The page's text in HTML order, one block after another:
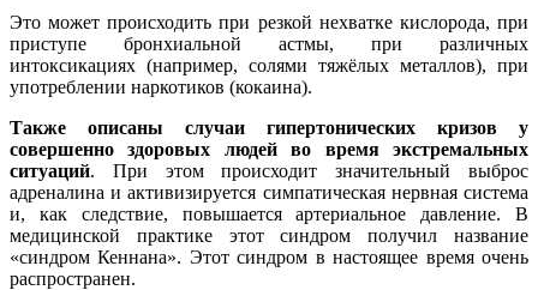
Это может происходить при резкой нехватке кислорода, при
приступе бронхиальной астмы, при различных
интоксикациях (например, солями тяжёлых металлов), при
употреблении наркотиков (кокаина).
Также описаны случаи гипертонических кризов у
совершенно здоровых людей во время экстремальных
ситуаций. При этом происходит значительный выброс
адреналина и активизируется симпатическая нервная система
и, как следствие, повышается артериальное давление. В
медицинской практике этот синдром получил название
«синдром Кеннана». Этот синдром в настоящее время очень
распространен.